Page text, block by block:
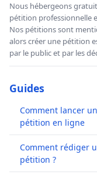
Nous hébergeons
pétition professionnelle
Nos pétitions sont
alors créer une pétition
par le public et par les
Guides
Comment lancer
pétition en ligne
Comment rédiger
pétition ?